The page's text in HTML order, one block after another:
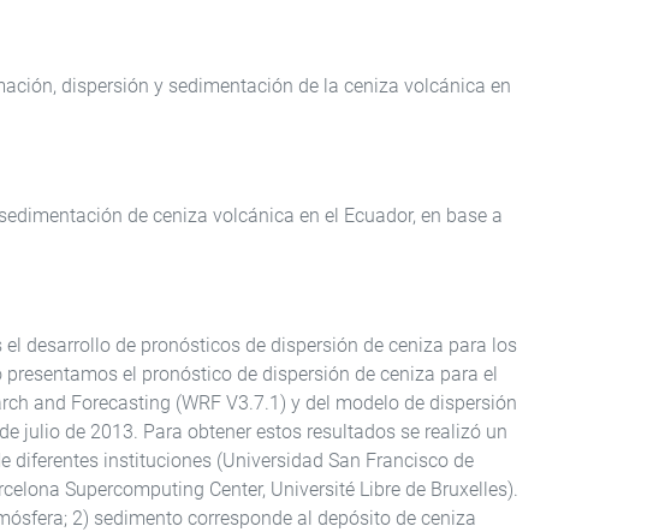
dispersión y sedimentación de la ceniza volcánica en
de ceniza volcánica en el Ecuador, en base a
desarrollo de pronósticos de dispersión de ceniza para los
el pronóstico de dispersión de ceniza para el
and Forecasting (WRF V3.7.1) y del modelo de dispersión
julio de 2013. Para obtener estos resultados se realizó un
diferentes instituciones (Universidad San Francisco de
Supercomputing Center, Université Libre de Bruxelles).
2) sedimento corresponde al depósito de ceniza